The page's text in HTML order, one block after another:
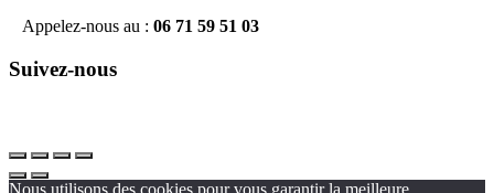
Appelez-nous au : 06 71 59 51 03
Suivez-nous
Nous utilisons des cookies pour vous garantir la meilleure